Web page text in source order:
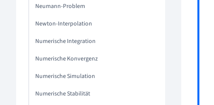
Neumann-Problem
Newton-Interpolation
Numerische Integration
Numerische Konvergenz
Numerische Simulation
Numerische Stabilität